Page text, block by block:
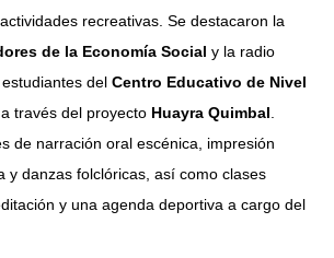
recreativas. Se destacaron la
de la Economía Social y la radio
del Centro Educativo de Nivel
, a través del proyecto Huayra Quimbal
de narración oral escénica, impresión
y danzas folclóricas, así como clases
y una agenda deportiva a cargo del